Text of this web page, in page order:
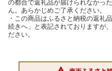
の都合で返礼品が届けられなかっ
ん。あらかじめご了承ください。
・この商品はふるさと納税の返礼
続きへ」と表記されておりますが
ださい。